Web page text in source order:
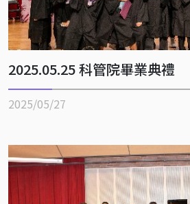
2025.05.25 科管院畢業典禮
2025/05/27